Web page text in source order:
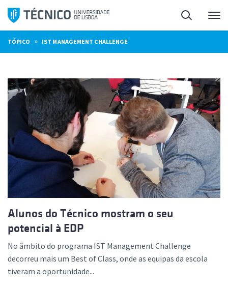
Saltar
para
o
conteúdo
Pesquisa
TÓPICO » IST MANAGEMENT CHALLENGE
Alunos do Técnico mostram o seu
potencial à EDP
No âmbito do programa IST Management Challenge
decorreu mais um Best of Class, onde as equipas da escola
tiveram a oportunidade...